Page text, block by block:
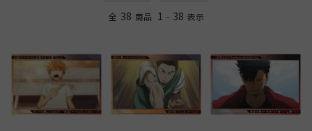
全 38 商品 1 - 38 表示